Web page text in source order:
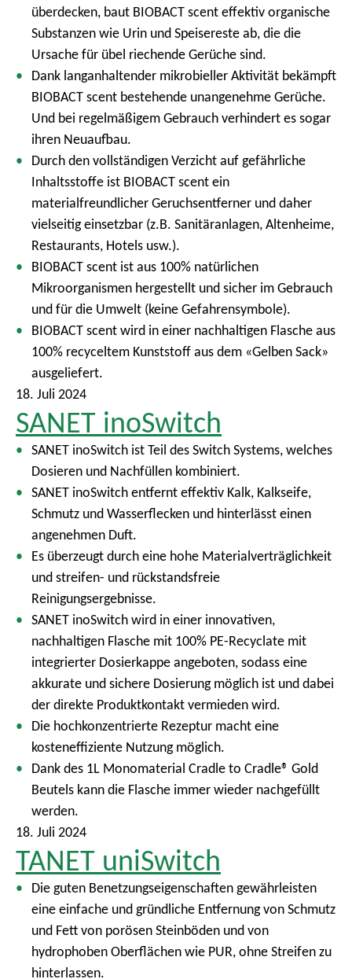
überdecken, baut BIOBACT scent effektiv organische
Substanzen wie Urin und Speisereste ab, die die
Ursache für übel riechende Gerüche sind.
Dank langanhaltender mikrobieller Aktivität bekämpft
BIOBACT scent bestehende unangenehme Gerüche.
Und bei regelmäßigem Gebrauch verhindert es sogar
ihren Neuaufbau.
Durch den vollständigen Verzicht auf gefährliche
Inhaltsstoffe ist BIOBACT scent ein
materialfreundlicher Geruchsentferner und daher
vielseitig einsetzbar (z.B. Sanitäranlagen, Altenheime,
Restaurants, Hotels usw.).
BIOBACT scent ist aus 100% natürlichen
Mikroorganismen hergestellt und sicher im Gebrauch
und für die Umwelt (keine Gefahrensymbole).
BIOBACT scent wird in einer nachhaltigen Flasche aus
100% recyceltem Kunststoff aus dem «Gelben Sack»
ausgeliefert.
18. Juli 2024
SANET inoSwitch
SANET inoSwitch ist Teil des Switch Systems, welches
Dosieren und Nachfüllen kombiniert.
SANET inoSwitch entfernt effektiv Kalk, Kalkseife,
Schmutz und Wasserflecken und hinterlässt einen
angenehmen Duft.
Es überzeugt durch eine hohe Materialverträglichkeit
und streifen- und rückstandsfreie
Reinigungsergebnisse.
SANET inoSwitch wird in einer innovativen,
nachhaltigen Flasche mit 100% PE-Recyclate mit
integrierter Dosierkappe angeboten, sodass eine
akkurate und sichere Dosierung möglich ist und dabei
der direkte Produktkontakt vermieden wird.
Die hochkonzentrierte Rezeptur macht eine
kosteneffiziente Nutzung möglich.
Dank des 1L Monomaterial Cradle to Cradle® Gold
Beutels kann die Flasche immer wieder nachgefüllt
werden.
18. Juli 2024
TANET uniSwitch
Die guten Benetzungseigenschaften gewährleisten
eine einfache und gründliche Entfernung von Schmutz
und Fett von porösen Steinböden und von
hydrophoben Oberflächen wie PUR, ohne Streifen zu
hinterlassen.